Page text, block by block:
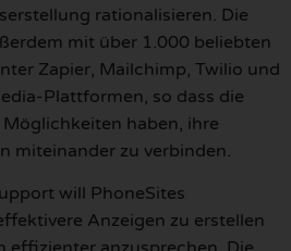
rationalisieren. Die
mit über 1.000 beliebten
Zapier, Mailchimp, Twilio und
Plattformen, so dass die
haben, ihre
miteinander zu verbinden.
will PhoneSites
Anzeigen zu erstellen